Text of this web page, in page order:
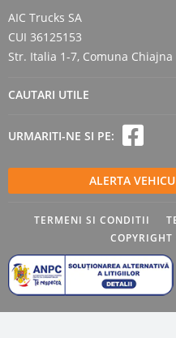
AIC Trucks SA
CUI 36125153
Str. Italia 1-7, Comuna Chiajna
CAUTARI UTILE
URMARITI-NE SI PE:
ALERTA
TERMENI SI CONDITII
COPYRIGHT